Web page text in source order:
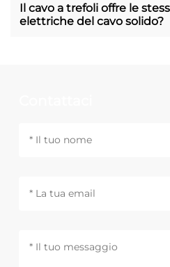
Il cavo a trefoli offre le
elettriche del cavo solido?